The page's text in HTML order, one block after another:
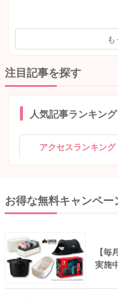
注目記事を探す
人気記事ランキング
アクセスランキング
お得な無料キャンペー
【
実施